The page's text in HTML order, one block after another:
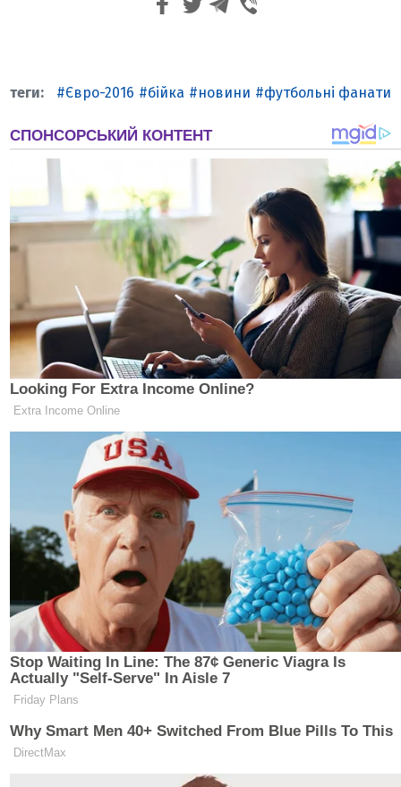
Євро-2016 бійка новини футбольні фанати